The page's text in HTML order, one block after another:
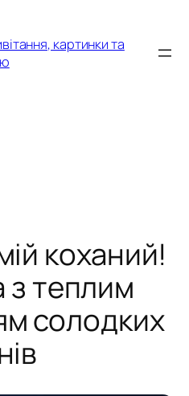
картинки та
коханий!
з теплим
солодких